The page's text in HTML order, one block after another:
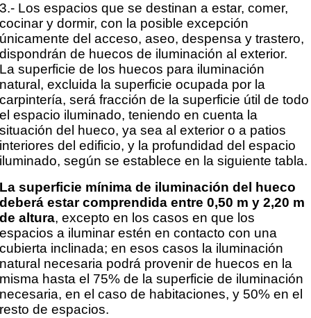
3.- Los espacios que se destinan a estar, comer,
cocinar y dormir, con la posible excepción
únicamente del acceso, aseo, despensa y trastero,
dispondrán de huecos de iluminación al exterior.
La superficie de los huecos para iluminación
natural, excluida la superficie ocupada por la
carpintería,será fracción de la superficie útil de todo
el espacio iluminado, teniendo en cuenta la
situación del hueco,ya sea al exterior o a patios
interiores del edificio, y la profundidad del espacio
iluminado, según seestablece en la siguiente tabla.
La superficie mínima de iluminación del hueco
deberá estar comprendida entre 0,50 m y 2,20 m
dealtura, excepto en los casos en que los
espacios a iluminar estén en contacto con una
cubierta inclinada;en esos casos la iluminación
natural necesaria podrá provenir de huecos en la
misma hasta el 75% de lasuperficie de iluminación
necesaria, en el caso de habitaciones, y 50% en el
resto de espacios.